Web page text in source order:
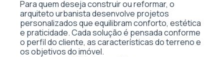
Para quem deseja construir ou reformar, o
arquiteto urbanista desenvolve projetos
personalizados que equilibram conforto, estética
e praticidade. Cada solução é pensada conforme
o perfil do cliente, as características do terreno e
os objetivos do imóvel.